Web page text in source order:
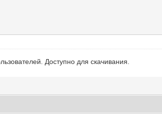
Доступно для скачивания.